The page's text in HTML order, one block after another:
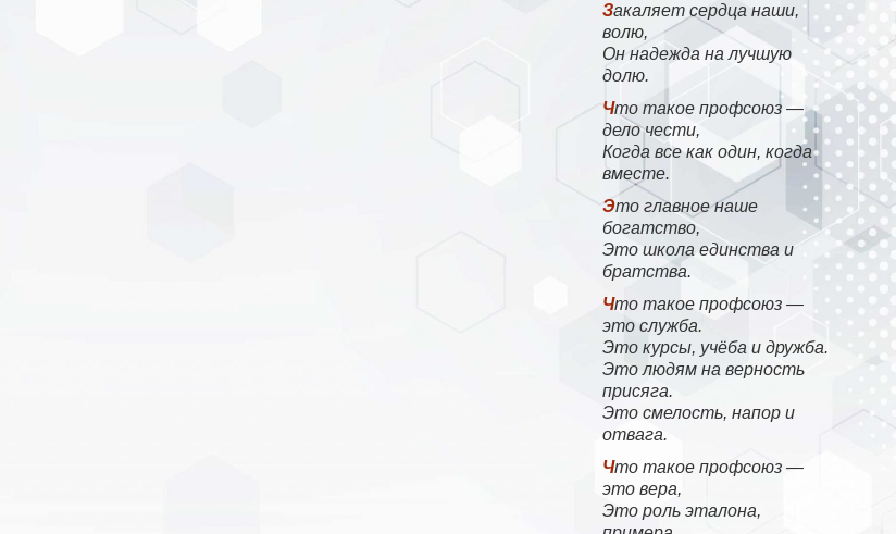
Закаляет сердца наши,
волю,
Он надежда на лучшую
долю.
Что такое профсоюз —
дело чести,
Когда все как один, когда
вместе.
Это главное наше
богатство,
Это школа единства и
братства.
Что такое профсоюз —
это служба.
Это курсы, учёба и дружба.
Это людям на верность
присяга.
Это смелость, напор и
отвага.
Что такое профсоюз —
это вера,
Это роль эталона,